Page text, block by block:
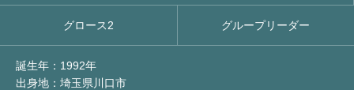
グロース2 グループリーダー
誕生年：1992年
出身地：埼玉県川口市